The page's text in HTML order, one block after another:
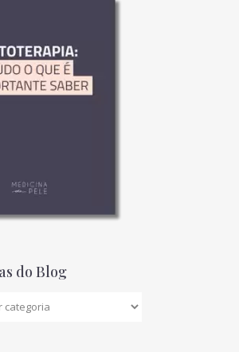
do Blog